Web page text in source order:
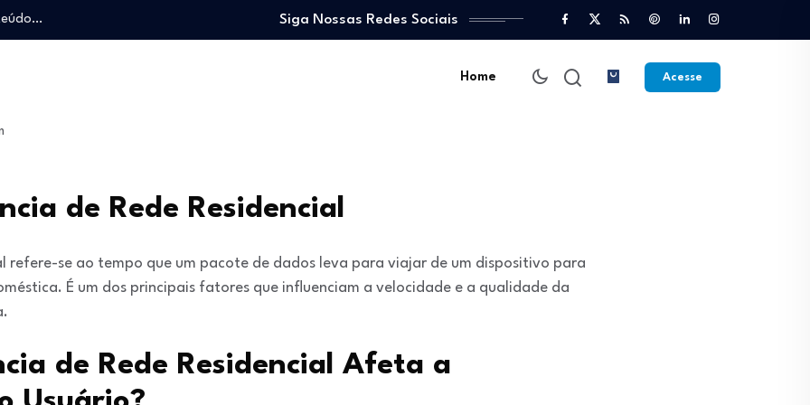
trabalhando…
e viver…
Siga Nossas Redes Sociais
Home Acesse
de Rede Residencial
refere-se ao tempo que um pacote de dados leva para viajar de um dispositivo para
É um dos principais fatores que influenciam a velocidade e a qualidade da
de Rede Residencial Afeta a